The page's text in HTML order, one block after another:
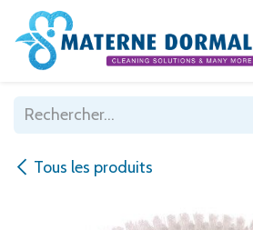
Se rendre au contenu
Tous les produits